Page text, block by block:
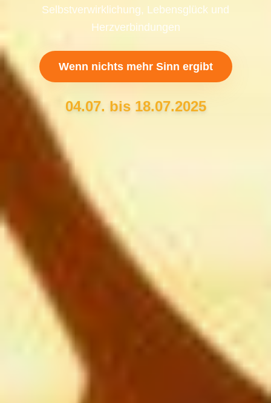
Selbstverwirklichung, Lebensglück und
Herzverbindungen
Wenn nichts mehr Sinn ergibt
04.07. bis 18.07.2025